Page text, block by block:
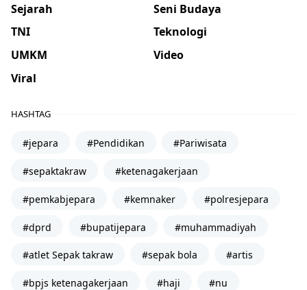
Sejarah
Seni Budaya
TNI
Teknologi
UMKM
Video
Viral
HASHTAG
#jepara #Pendidikan #Pariwisata
#sepaktakraw #ketenagakerjaan
#pemkabjepara #kemnaker #polresjepara
#dprd #bupatijepara #muhammadiyah
#atlet Sepak takraw #sepak bola #artis
#bpjs ketenagakerjaan #haji #nu